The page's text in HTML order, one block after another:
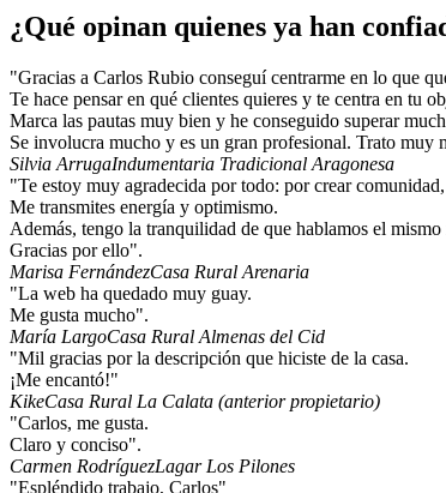
¿Qué opinan quienes ya han
"Gracias a Carlos Rubio conseguí centrarme en lo que
Te hace pensar en qué clientes quieres y te centra en tu
Marca las pautas muy bien y he conseguido superar
Se involucra mucho y es un gran profesional. Trato muy
Silvia ArrugaIndumentaria Tradicional Aragonesa
"Te estoy muy agradecida por todo: por crear
Me transmites energía y optimismo.
Además, tengo la tranquilidad de que hablamos el
Gracias por ello".
Marisa FernándezCasa Rural Arenaria
"La web ha quedado muy guay.
Me gusta mucho".
María LargoCasa Rural Almenas del Cid
"Mil gracias por la descripción que hiciste de la casa.
¡Me encantó!"
KikeCasa Rural La Calata (anterior propietario)
"Carlos, me gusta.
Claro y conciso".
Carmen RodríguezLagar Los Pilones
"Espléndido trabajo, Carlos"